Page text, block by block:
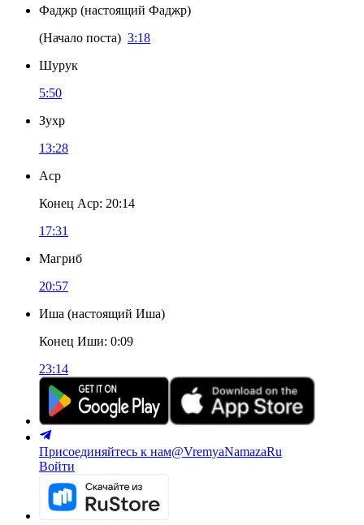
Фаджр (настоящий Фаджр)
(Начало поста) 3:18
Шурук
5:50
Зухр
13:28
Аср
Конец Аср: 20:14
17:31
Магриб
20:57
Иша (настоящий Иша)
Конец Иши: 0:09
23:14
Присоединяйтесь к нам@VremyaNamazaRu
Войти